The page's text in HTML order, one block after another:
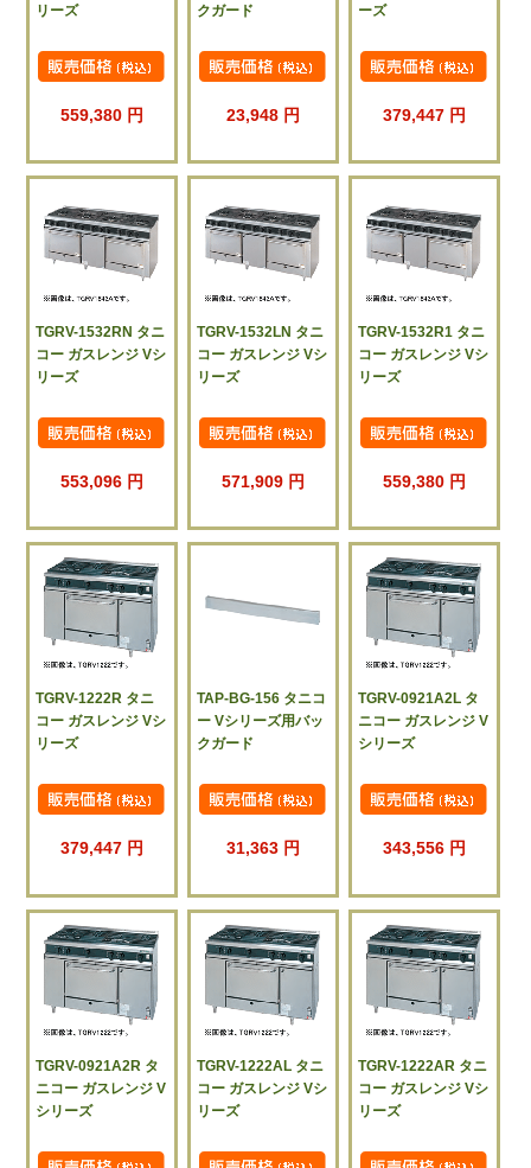
リーズ
559,380 円
クガード
23,948 円
ーズ
379,447 円
TGRV-1532RN タニ
コー ガスレンジ Vシ
リーズ
553,096 円
TGRV-1532LN タニ
コー ガスレンジ Vシ
リーズ
571,909 円
TGRV-1532R1 タニ
コー ガスレンジ Vシ
リーズ
559,380 円
TGRV-1222R タニ
コー ガスレンジ Vシ
リーズ
379,447 円
TAP-BG-156 タニコ
ー Vシリーズ用バッ
クガード
31,363 円
TGRV-0921A2L タ
ニコー ガスレンジ V
シリーズ
343,556 円
TGRV-0921A2R タ
ニコー ガスレンジ V
シリーズ
TGRV-1222AL タニ
コー ガスレンジ Vシ
リーズ
TGRV-1222AR タニ
コー ガスレンジ Vシ
リーズ